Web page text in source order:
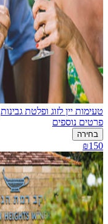
טעימות יין לזוג ופלטת גבינות
פרטים נוספים
בחירה
₪150